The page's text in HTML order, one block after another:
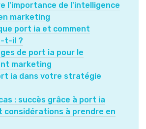
l'importance de l'intelligence
marketing
port ia et comment
t-il ?
de port ia pour le
marketing
ia dans votre stratégie
: succès grâce à port ia
considérations à prendre en